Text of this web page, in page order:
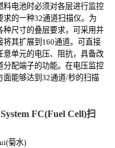
料电池时必须对各层进行监控
求的一种32通道扫描仪。为
种尺寸的叠层要求，可采用并
将其扩展到160通道。可直接
意单元的电压、阻抗，具备改
分配端子的功能。在电压监控
面能够达到32通道/秒的扫描
FC(Fuel Cell)扫
菊水)